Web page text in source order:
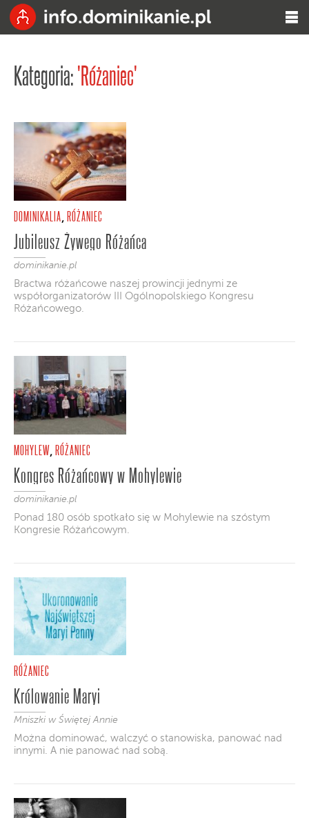
Kategoria:'Różaniec'
DOMINIKALIA, RÓŻANIEC
Jubileusz Żywego Różańca
dominikanie.pl
Bractwa różańcowe naszej prowincji jednymi ze
współorganizatorów III Ogólnopolskiego Kongresu
Różańcowego.
MOHYLEW, RÓŻANIEC
Kongres Różańcowy w Mohylewie
dominikanie.pl
Ponad 180 osób spotkało się w Mohylewie na szóstym
Kongresie Różańcowym.
RÓŻANIEC
Królowanie Maryi
Mniszki w Świętej Annie
Można dominować, walczyć o stanowiska, panować nad
innymi. A nie panować nad sobą.